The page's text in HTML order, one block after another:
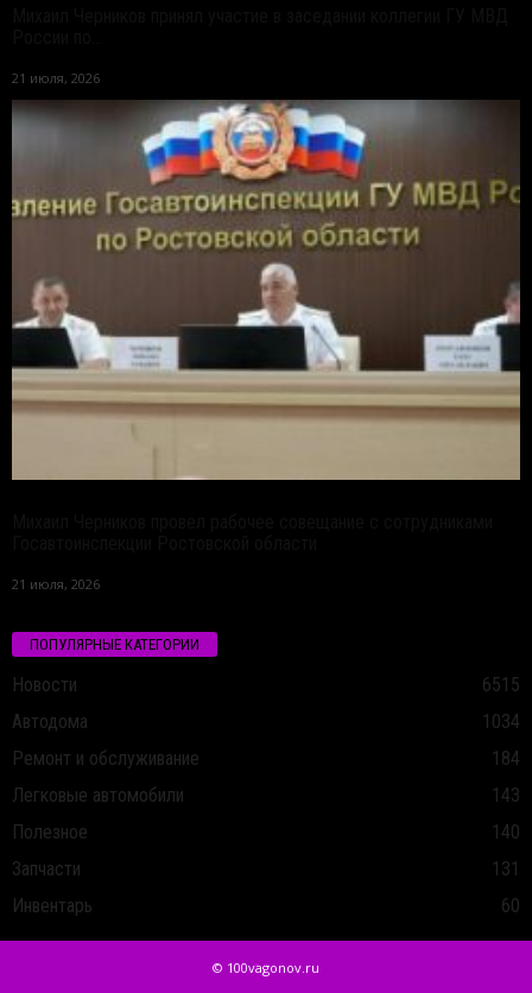
21 июля, 2026
21 июля, 2026
ПОПУЛЯРНЫЕ КАТЕГОРИИ
Новости
6515
Автодома
1034
Ремонт и обслуживание
184
Легковые автомобили
143
Полезное
140
Запчасти
131
Инвентарь
60
© 100vagonov.ru